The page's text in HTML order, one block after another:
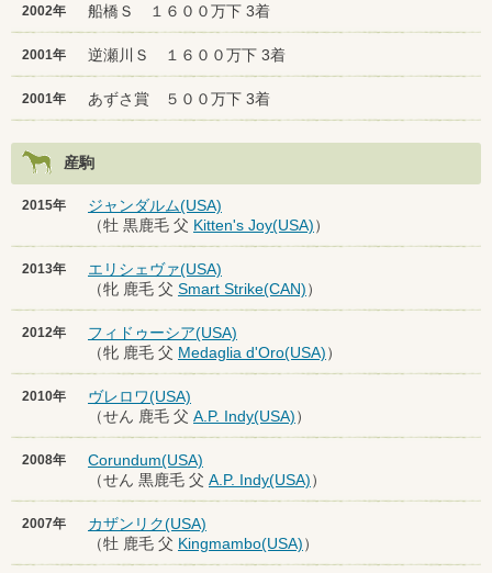
2002年 船橋Ｓ １６００万下 3着
2001年 逆瀬川Ｓ １６００万下 3着
2001年 あずさ賞 ５００万下 3着
産駒
2015年
ジャンダルム(USA)
（牡 黒鹿毛 父 Kitten's Joy(USA)）
2013年
エリシェヴァ(USA)
（牝 鹿毛 父 Smart Strike(CAN)）
2012年
フィドゥーシア(USA)
（牝 鹿毛 父 Medaglia d'Oro(USA)）
2010年
ヴレロワ(USA)
（せん 鹿毛 父 A.P. Indy(USA)）
2008年
Corundum(USA)
（せん 黒鹿毛 父 A.P. Indy(USA)）
2007年
カザンリク(USA)
（牡 鹿毛 父 Kingmambo(USA)）